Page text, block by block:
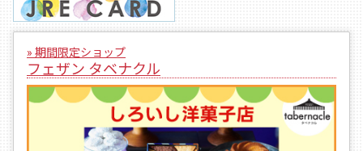
» 期間限定ショップ
フェザン タベナクル